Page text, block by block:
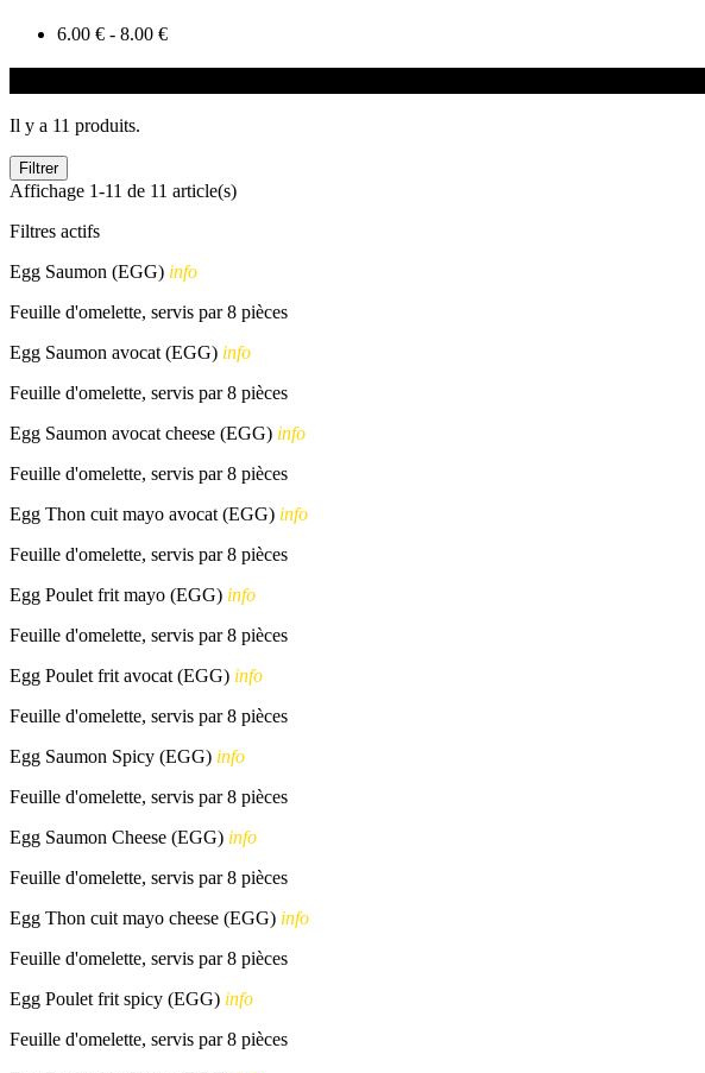
6.00 € - 8.00 €
Il y a 11 produits.
Filtrer
Affichage 1-11 de 11 article(s)
Filtres actifs
Egg Saumon (EGG) info
Feuille d'omelette, servis par 8 pièces
Egg Saumon avocat (EGG) info
Feuille d'omelette, servis par 8 pièces
Egg Saumon avocat cheese (EGG) info
Feuille d'omelette, servis par 8 pièces
Egg Thon cuit mayo avocat (EGG) info
Feuille d'omelette, servis par 8 pièces
Egg Poulet frit mayo (EGG) info
Feuille d'omelette, servis par 8 pièces
Egg Poulet frit avocat (EGG) info
Feuille d'omelette, servis par 8 pièces
Egg Saumon Spicy (EGG) info
Feuille d'omelette, servis par 8 pièces
Egg Saumon Cheese (EGG) info
Feuille d'omelette, servis par 8 pièces
Egg Thon cuit mayo cheese (EGG) info
Feuille d'omelette, servis par 8 pièces
Egg Poulet frit spicy (EGG) info
Feuille d'omelette, servis par 8 pièces